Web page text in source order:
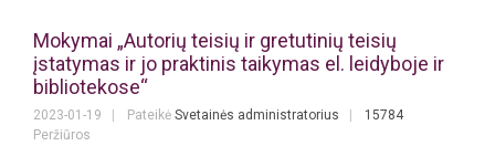
Mokymai „Autorių teisių ir gretutinių teisių
įstatymas ir jo praktinis taikymas el. leidyboje ir
bibliotekose“
2023-01-19 Pateikė Svetainės administratorius
15784
Peržiūros